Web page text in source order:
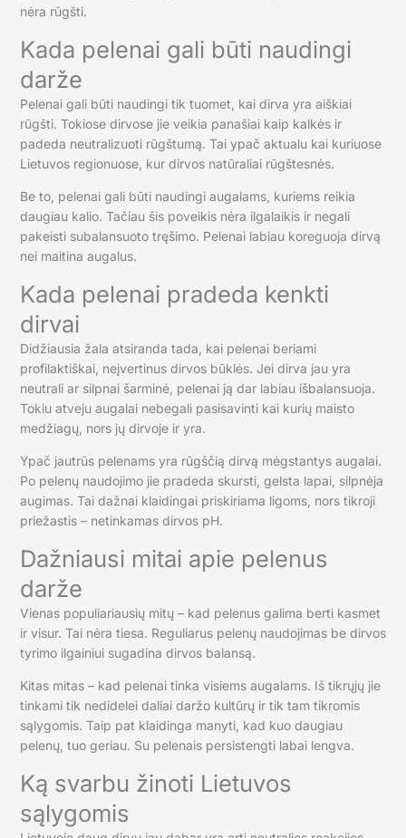
nėra rūgšti.
Kada pelenai gali būti naudingi
darže
Pelenai gali būti naudingi tik tuomet, kai dirva yra aiškiai
rūgšti. Tokiose dirvose jie veikia panašiai kaip kalkės ir
padeda neutralizuoti rūgštumą. Tai ypač aktualu kai kuriuose
Lietuvos regionuose, kur dirvos natūraliai rūgštesnės.
Be to, pelenai gali būti naudingi augalams, kuriems reikia
daugiau kalio. Tačiau šis poveikis nėra ilgalaikis ir negali
pakeisti subalansuoto tręšimo. Pelenai labiau koreguoja dirvą
nei maitina augalus.
Kada pelenai pradeda kenkti
dirvai
Didžiausia žala atsiranda tada, kai pelenai beriami
profilaktiškai, neįvertinus dirvos būklės. Jei dirva jau yra
neutrali ar silpnai šarminė, pelenai ją dar labiau išbalansuoja.
Tokiu atveju augalai nebegali pasisavinti kai kurių maisto
medžiagų, nors jų dirvoje ir yra.
Ypač jautrūs pelenams yra rūgščią dirvą mėgstantys augalai.
Po pelenų naudojimo jie pradeda skursti, gelsta lapai, silpnėja
augimas. Tai dažnai klaidingai priskiriama ligoms, nors tikroji
priežastis – netinkamas dirvos pH.
Dažniausi mitai apie pelenus
darže
Vienas populiariausių mitų – kad pelenus galima berti kasmet
ir visur. Tai nėra tiesa. Reguliarus pelenų naudojimas be dirvos
tyrimo ilgainiui sugadina dirvos balansą.
Kitas mitas – kad pelenai tinka visiems augalams. Iš tikrųjų jie
tinkami tik nedidelei daliai daržo kultūrų ir tik tam tikromis
sąlygomis. Taip pat klaidinga manyti, kad kuo daugiau
pelenų, tuo geriau. Su pelenais persistengti labai lengva.
Ką svarbu žinoti Lietuvos
sąlygomis